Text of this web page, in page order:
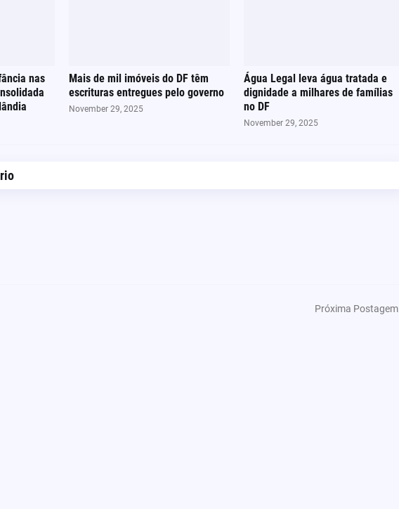
nas
Mais de mil imóveis do DF têm
escrituras entregues pelo governo
November 29, 2025
Água Legal leva água tratada e
dignidade a milhares de famílias
no DF
November 29, 2025
Próxima Postagem